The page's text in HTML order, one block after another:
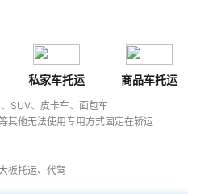
私家车托运 商品车托运
SUV、皮卡车、面包车
其他无法使用专用方式固定在轿运
板托运、代驾